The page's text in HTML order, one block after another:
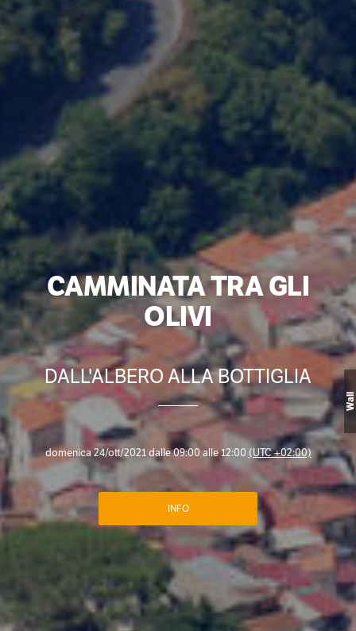
CAMMINATA TRA GLI
OLIVI
DALL'ALBERO ALLA BOTTIGLIA
domenica 24/ott/2021 dalle 09:00 alle 12:00 (UTC +02:00)
INFO
Wall